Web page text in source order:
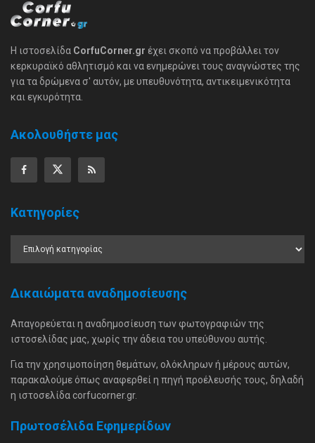
Η ιστοσελίδα CorfuCorner.gr έχει σκοπό να προβάλλει τον
κερκυραϊκό αθλητισμό και να ενημερώνει τους αναγνώστες της
για τα δρώμενα σ' αυτόν, με υπευθυνότητα, αντικειμενικότητα
και εγκυρότητα.
Ακολουθήστε μας
Κατηγορίες
Δικαιώματα αναδημοσίευσης
Απαγορεύεται η αναδημοσίευση των φωτογραφιών της
ιστοσελίδας μας, χωρίς την άδεια του υπεύθυνου αυτής.
Για την χρησιμοποίηση θεμάτων, ολόκληρων ή μέρους αυτών,
παρακαλούμε όπως αναφερθεί η πηγή προέλευσής τους, δηλαδή
η ιστοσελίδα corfucorner.gr.
Πρωτοσέλιδα Εφημερίδων